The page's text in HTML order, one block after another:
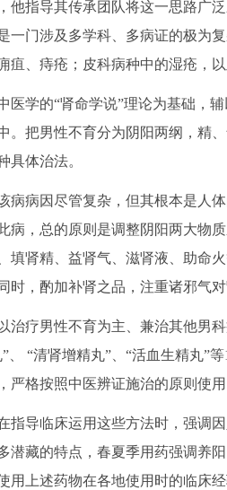
他指导其传承团队将这一思路广
一门涉及多学科、多病证的极为
疽、痔疮；皮科病种中的湿疮，以
医学的“肾命学说”理论为基础，
。把男性不育分为阴阳两纲，精
具体治法。
病病因尽管复杂，但其根本是人
病，总的原则是调整阴阳两大物
填肾精、益肾气、滋肾液、助命
时，酌加补肾之品，注重诸邪气
疗男性不育为主、兼治其他男科
、 “清肾增精丸”、“活血生精丸”
严格按照中医辨证施治的原则使用
指导临床运用这些方法时，强调
潜藏的特点，春夏季用药强调养
用上述药物在各地使用时的临床